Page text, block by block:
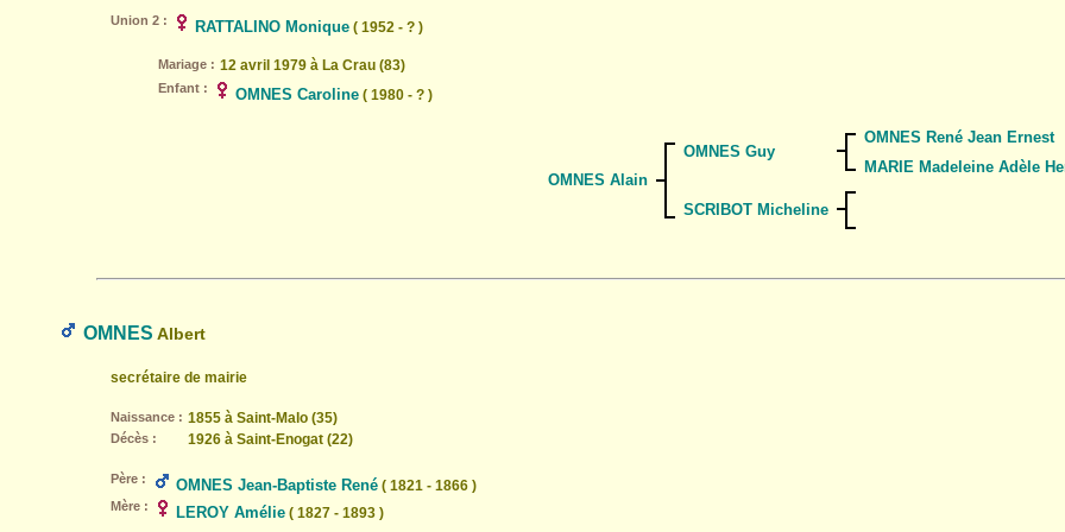
Union 2 : RATTALINO Monique ( 1952 - ? )
Mariage : 12 avril 1979 à La Crau (83)
Enfant : OMNES Caroline ( 1980 - ? )
OMNES Alain
OMNES Guy
OMNES René Jean Ernest
MARIE Madeleine Adèle
SCRIBOT Micheline
OMNES Albert
secrétaire de mairie
Naissance : 1855 à Saint-Malo (35)
Décès : 1926 à Saint-Enogat (22)
Père : OMNES Jean-Baptiste René ( 1821 - 1866 )
Mère : LEROY Amélie ( 1827 - 1893 )